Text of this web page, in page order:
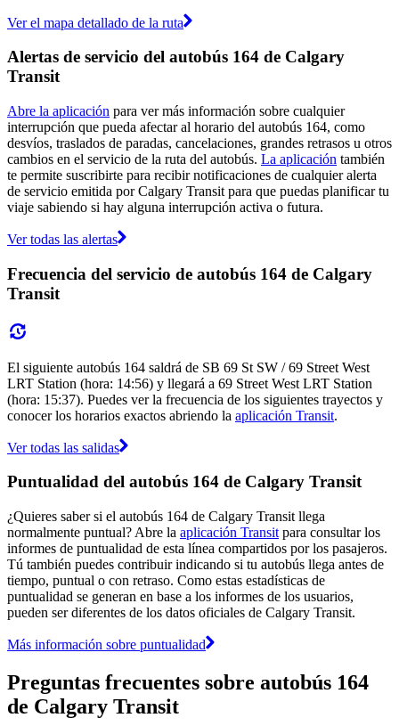
Ver el mapa detallado de la ruta
Alertas de servicio del autobús 164 de Calgary
Transit
Abre la aplicación para ver más información sobre cualquier
interrupción que pueda afectar al horario del autobús 164, como
desvíos, traslados de paradas, cancelaciones, grandes retrasos u otros
cambios en el servicio de la ruta del autobús. La aplicación también
te permite suscribirte para recibir notificaciones de cualquier alerta
de servicio emitida por Calgary Transit para que puedas planificar tu
viaje sabiendo si hay alguna interrupción activa o futura.
Ver todas las alertas
Frecuencia del servicio de autobús 164 de Calgary
Transit
El siguiente autobús 164 saldrá de SB 69 St SW / 69 Street West
LRT Station (hora: 14:56) y llegará a 69 Street West LRT Station
(hora: 15:37). Puedes ver la frecuencia de los siguientes trayectos y
conocer los horarios exactos abriendo la aplicación Transit.
Ver todas las salidas
Puntualidad del autobús 164 de Calgary Transit
¿Quieres saber si el autobús 164 de Calgary Transit llega
normalmente puntual? Abre la aplicación Transit para consultar los
informes de puntualidad de esta línea compartidos por los pasajeros.
Tú también puedes contribuir indicando si tu autobús llega antes de
tiempo, puntual o con retraso. Como estas estadísticas de
puntualidad se generan en base a los informes de los usuarios,
pueden ser diferentes de los datos oficiales de Calgary Transit.
Más información sobre puntualidad
Preguntas frecuentes sobre autobús 164
de Calgary Transit